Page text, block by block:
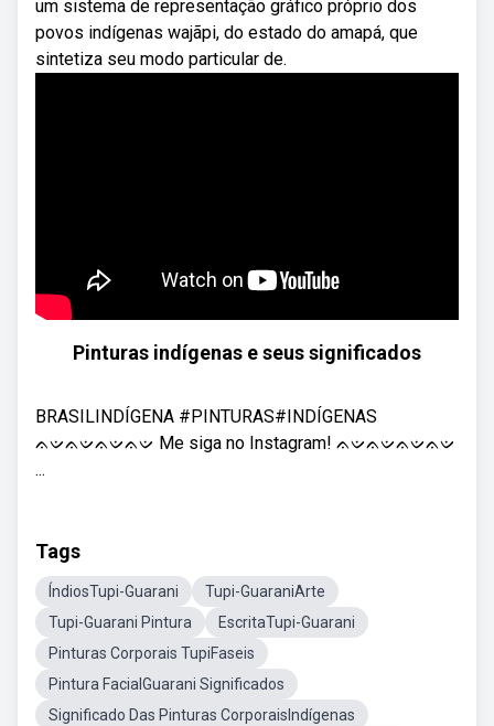
um sistema de representação gráfico próprio dos
povos indígenas wajãpi, do estado do amapá, que
sintetiza seu modo particular de.
Pinturas indígenas e seus significados
BRASILINDÍGENA #PINTURAS#INDÍGENAS
ᨊᨉᨊᨉᨊᨉᨊᨉ Me siga no Instagram! ᨊᨉᨊᨉᨊᨉᨊᨉ
...
Tags
ÍndiosTupi-Guarani
Tupi-GuaraniArte
Tupi-Guarani Pintura
EscritaTupi-Guarani
Pinturas Corporais TupiFaseis
Pintura FacialGuarani Significados
Significado Das Pinturas CorporaisIndígenas